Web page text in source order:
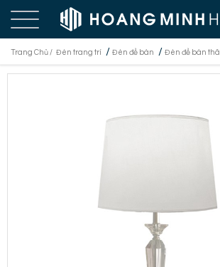
Trang Chủ / Đèn trang trí / Đèn để bàn / Đèn để bàn